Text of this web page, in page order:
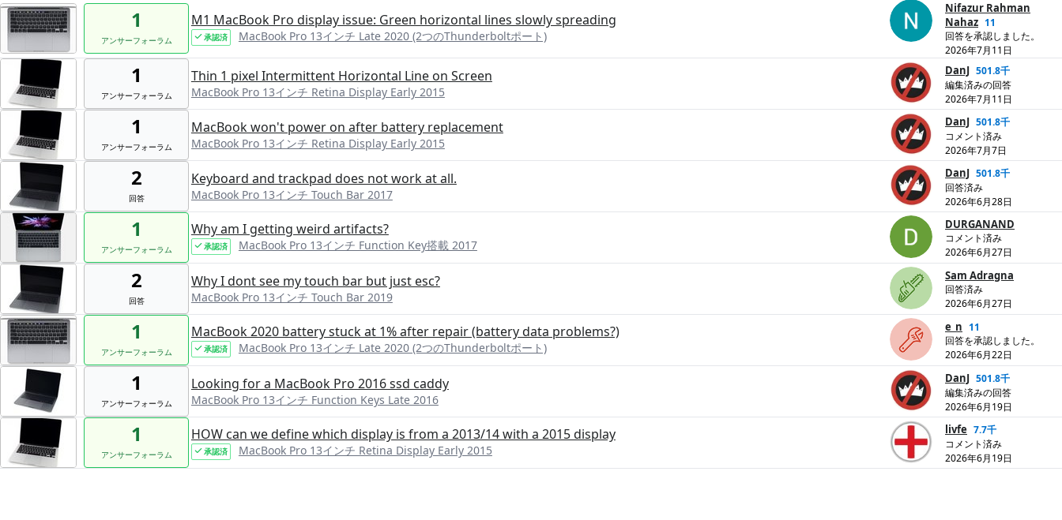
1
アンサーフォーラム
M1 MacBook Pro display issue: Green horizontal lines slowly spreading
承認済 MacBook Pro 13インチ Late 2020 (2つのThunderboltポート)
Nifazur Rahman
Nahaz 11
回答を承認しました。
2026年7月11日
1
アンサーフォーラム
Thin 1 pixel Intermittent Horizontal Line on Screen
MacBook Pro 13インチ Retina Display Early 2015
DanJ 501.8千
編集済みの回答
2026年7月11日
1
アンサーフォーラム
MacBook won't power on after battery replacement
MacBook Pro 13インチ Retina Display Early 2015
DanJ 501.8千
コメント済み
2026年7月7日
2
回答
Keyboard and trackpad does not work at all.
MacBook Pro 13インチ Touch Bar 2017
DanJ 501.8千
回答済み
2026年6月28日
1
アンサーフォーラム
Why am I getting weird artifacts?
承認済 MacBook Pro 13インチ Function Key搭載 2017
DURGANAND
コメント済み
2026年6月27日
2
回答
Why I dont see my touch bar but just esc?
MacBook Pro 13インチ Touch Bar 2019
Sam Adragna
回答済み
2026年6月27日
1
アンサーフォーラム
MacBook 2020 battery stuck at 1% after repair (battery data problems?)
承認済 MacBook Pro 13インチ Late 2020 (2つのThunderboltポート)
e_n 11
回答を承認しました。
2026年6月22日
1
アンサーフォーラム
Looking for a MacBook Pro 2016 ssd caddy
MacBook Pro 13インチ Function Keys Late 2016
DanJ 501.8千
編集済みの回答
2026年6月19日
1
アンサーフォーラム
HOW can we define which display is from a 2013/14 with a 2015 display
承認済 MacBook Pro 13インチ Retina Display Early 2015
livfe 7.7千
コメント済み
2026年6月19日